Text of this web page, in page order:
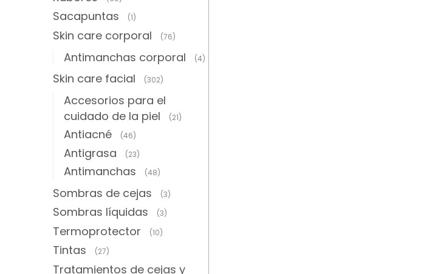
Sacapuntas (1)
Skin care corporal (76)
Antimanchas corporal (4)
Skin care facial (302)
Accesorios para el
cuidado de la piel
(21)
Antiacné (46)
Antigrasa (23)
Antimanchas (48)
Sombras de cejas (3)
Sombras líquidas (3)
Termoprotector (10)
Tintas (27)
Tratamientos de cejas y